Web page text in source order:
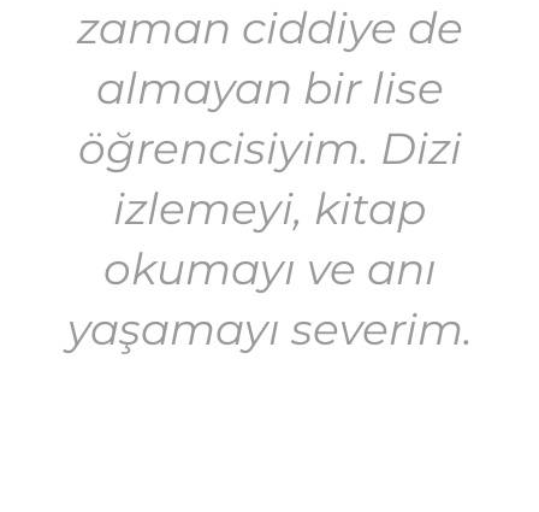
zaman ciddiye de
almayan bir lise
öğrencisiyim. Dizi
izlemeyi, kitap
okumayı ve anı
yaşamayı severim.